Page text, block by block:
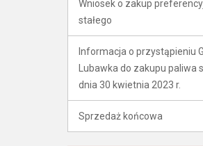
Wniosek o zakup
stałego
Informacja o przystąpieniu
Lubawka do zakupu paliwa
dnia 30 kwietnia 2023 r.
Sprzedaż końcowa